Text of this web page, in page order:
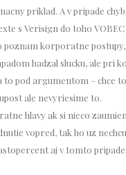
priklad. A v pripade
s Verisign do toho VOBEC
poznam korporatne
hadzal slucku, ale pri
to pod argumentom – chce
ale nevyriesime to.
hlavy ak si nieco
vopred, tak ho uz
aj v tomto pripade.